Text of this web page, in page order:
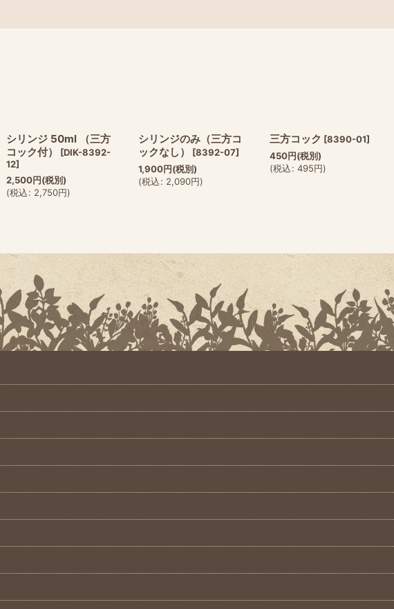
シリンジ 50ml （三方
コック付）
[DIK-8392-
12]
2,500円(税別)
(税込: 2,750円)
シリンジのみ（三方コ
ックなし）
[8392-07]
1,900円(税別)
(税込: 2,090円)
三方コック [8390-01]
450円(税別)
(税込: 495円)